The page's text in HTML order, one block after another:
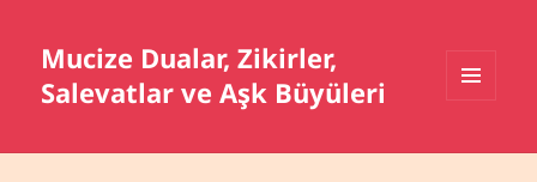
Mucize Dualar, Zikirler,
Salevatlar ve Aşk Büyüleri
BILEŞENLER